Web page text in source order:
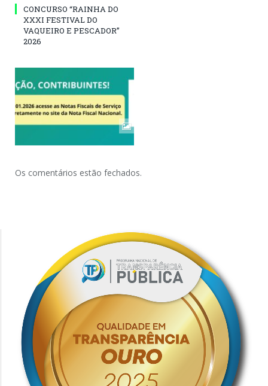
CONCURSO “RAINHA DO
XXXI FESTIVAL DO
VAQUEIRO E PESCADOR”
2026
Os comentários estão fechados.